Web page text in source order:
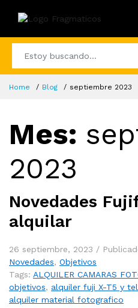
Home Blog septiembre 2023
Mes:
2023
Novedades
alquilar
26 septiembre, 2023 /
Novedades, Objetivos
Tags: ALQUILER CAMARAS
objetivos, alquiler fuji X-T5 y
alquiler material fotografico